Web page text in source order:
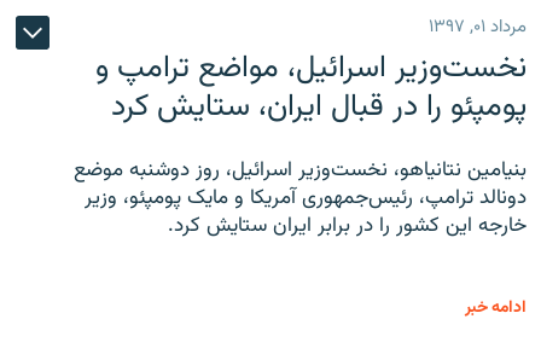
مرداد ۰۱, ۱۳۹۷
نخست‌وزیر اسرائیل، مواضع ترامپ و
پومپئو را در قبال ایران، ستایش کرد
بنیامین نتانیاهو، نخست‌وزیر اسرائیل، روز دوشنبه موضع
دونالد ترامپ، رئیس‌جمهوری آمریکا و مایک پومپئو، وزیر
خارجه این کشور را در برابر ایران ستایش کرد.
ادامه خبر